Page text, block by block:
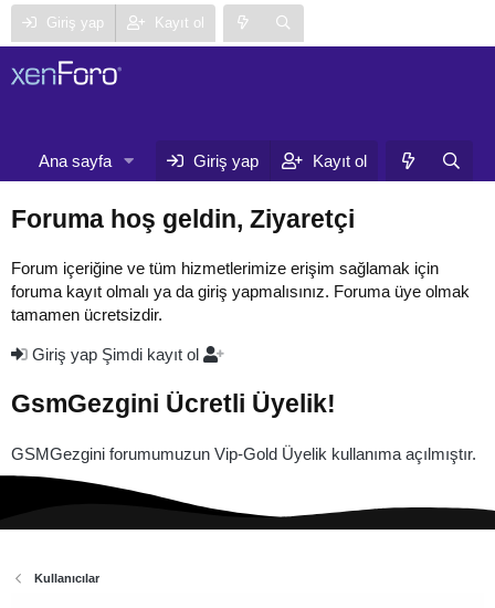
Giriş yap Kayıt ol
Ana sayfa Forumlar
Giriş yap Kayıt ol
Foruma hoş geldin, Ziyaretçi
Forum içeriğine ve tüm hizmetlerimize erişim sağlamak için
foruma kayıt olmalı ya da giriş yapmalısınız. Foruma üye olmak
tamamen ücretsizdir.
Giriş yap Şimdi kayıt ol
GsmGezgini Ücretli Üyelik!
GSMGezgini forumumuzun Vip-Gold Üyelik kullanıma açılmıştır.
Kullanıcılar